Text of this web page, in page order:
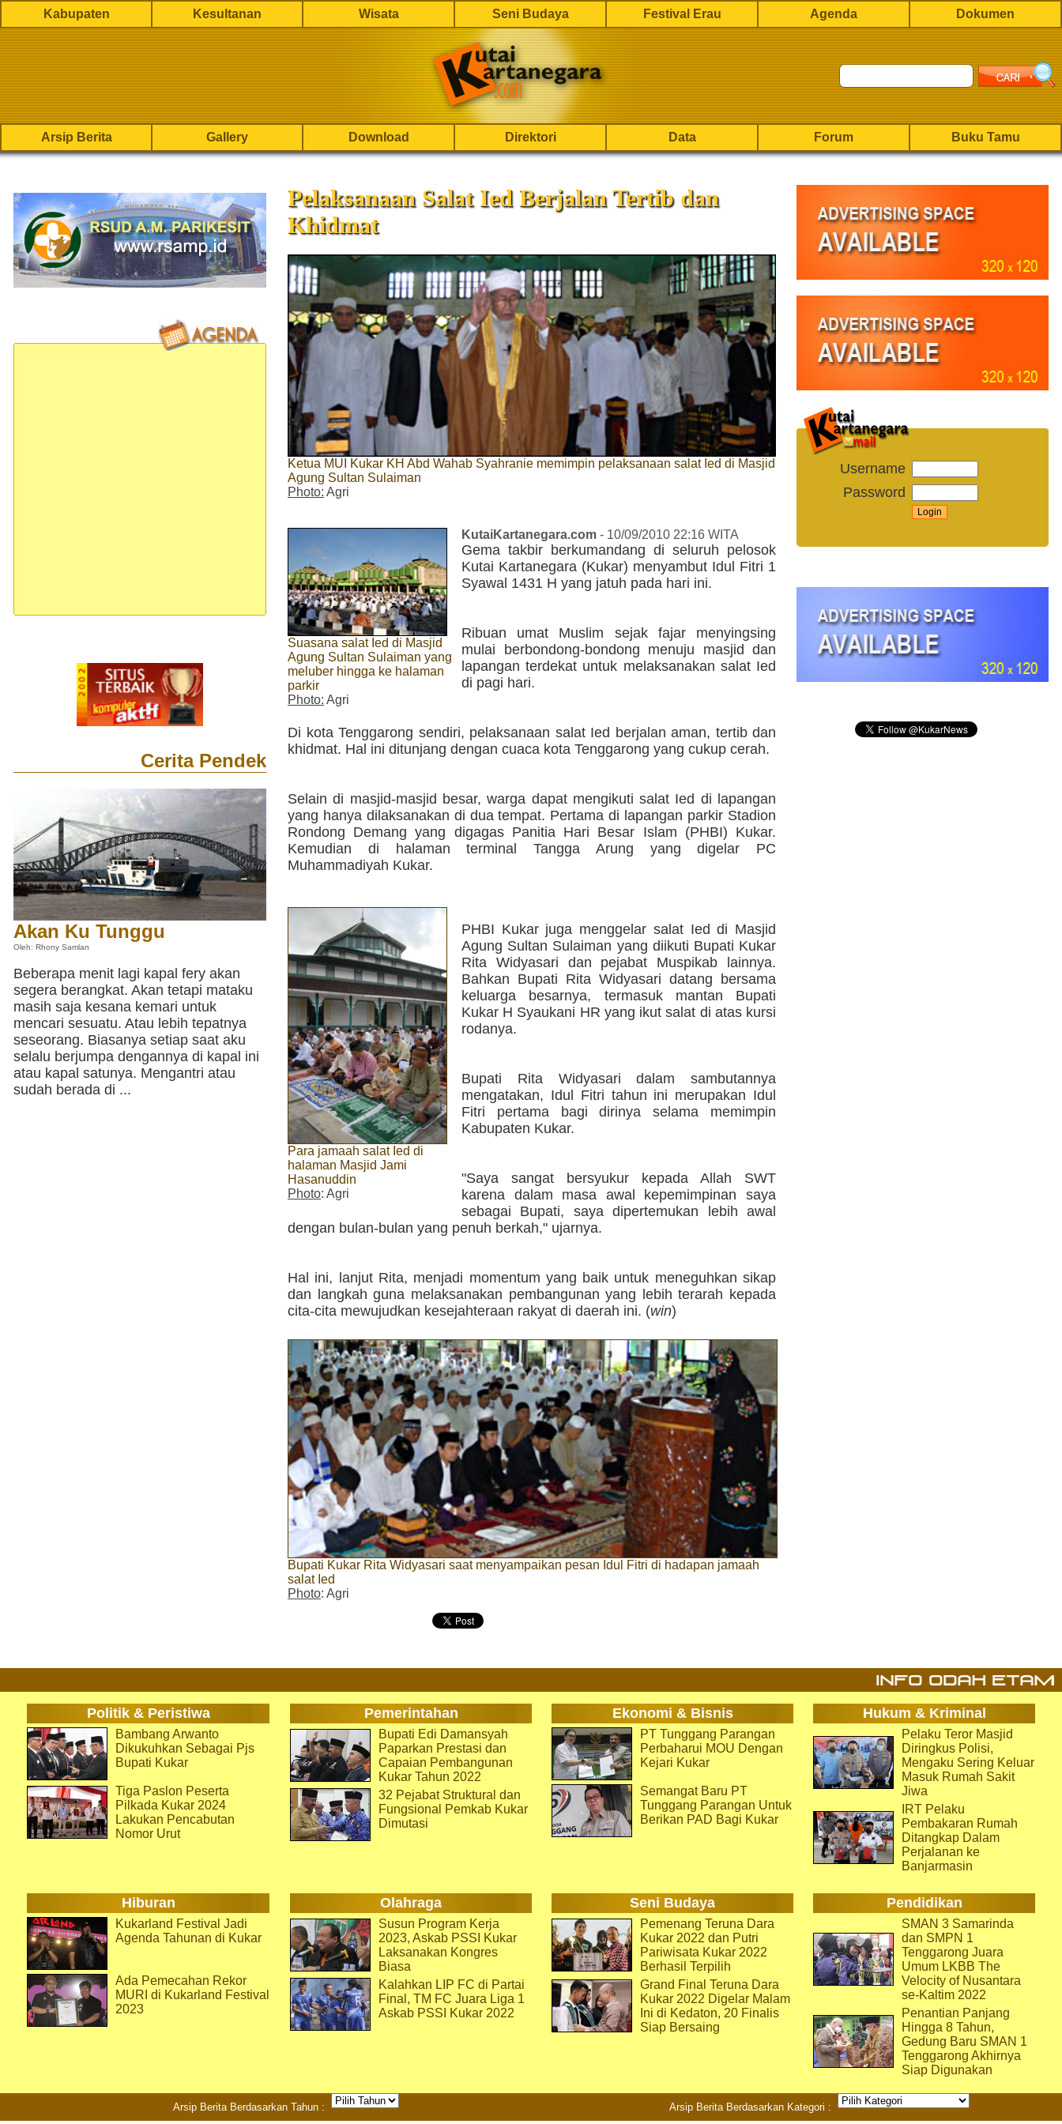
Kabupaten Kesultanan Wisata Seni Budaya Festival Erau Agenda Dokumen
Arsip Berita Gallery Download Direktori Data Forum Buku Tamu
Cerita Pendek
Akan Ku Tunggu
Oleh: Rhony Samlan
Beberapa menit lagi kapal fery akan
segera berangkat. Akan tetapi mataku
masih saja kesana kemari untuk
mencari sesuatu. Atau lebih tepatnya
seseorang. Biasanya setiap saat aku
selalu berjumpa dengannya di kapal ini
atau kapal satunya. Mengantri atau
sudah berada di ...
Pelaksanaan Salat Ied Berjalan Tertib dan
Khidmat
Ketua MUI Kukar KH Abd Wahab Syahranie memimpin pelaksanaan salat Ied di Masjid
Agung Sultan Sulaiman
Photo: Agri
Suasana salat Ied di Masjid
Agung Sultan Sulaiman yang
meluber hingga ke halaman
parkir
Photo: Agri
KutaiKartanegara.com - 10/09/2010 22:16 WITA
Gema takbir berkumandang di seluruh pelosok
Kutai Kartanegara (Kukar) menyambut Idul Fitri 1
Syawal 1431 H yang jatuh pada hari ini.
Ribuan umat Muslim sejak fajar menyingsing
mulai berbondong-bondong menuju masjid dan
lapangan terdekat untuk melaksanakan salat Ied
di pagi hari.
Di kota Tenggarong sendiri, pelaksanaan salat Ied berjalan aman, tertib dan
khidmat. Hal ini ditunjang dengan cuaca kota Tenggarong yang cukup cerah.
Selain di masjid-masjid besar, warga dapat mengikuti salat Ied di lapangan
yang hanya dilaksanakan di dua tempat. Pertama di lapangan parkir Stadion
Rondong Demang yang digagas Panitia Hari Besar Islam (PHBI) Kukar.
Kemudian di halaman terminal Tangga Arung yang digelar PC
Muhammadiyah Kukar.
Para jamaah salat Ied di
halaman Masjid Jami
Hasanuddin
Photo: Agri
PHBI Kukar juga menggelar salat Ied di Masjid
Agung Sultan Sulaiman yang diikuti Bupati Kukar
Rita Widyasari dan pejabat Muspikab lainnya.
Bahkan Bupati Rita Widyasari datang bersama
keluarga besarnya, termasuk mantan Bupati
Kukar H Syaukani HR yang ikut salat di atas kursi
rodanya.
Bupati Rita Widyasari dalam sambutannya
mengatakan, Idul Fitri tahun ini merupakan Idul
Fitri pertama bagi dirinya selama memimpin
Kabupaten Kukar.
"Saya sangat bersyukur kepada Allah SWT
karena dalam masa awal kepemimpinan saya
sebagai Bupati, saya dipertemukan lebih awal
dengan bulan-bulan yang penuh berkah," ujarnya.
Hal ini, lanjut Rita, menjadi momentum yang baik untuk meneguhkan sikap
dan langkah guna melaksanakan pembangunan yang lebih terarah kepada
cita-cita mewujudkan kesejahteraan rakyat di daerah ini. (win)
Bupati Kukar Rita Widyasari saat menyampaikan pesan Idul Fitri di hadapan jamaah
salat Ied
Photo: Agri
Username
Password
Politik & Peristiwa Pemerintahan Ekonomi & Bisnis Hukum & Kriminal
Bambang Arwanto
Dikukuhkan Sebagai Pjs
Bupati Kukar
Tiga Paslon Peserta
Pilkada Kukar 2024
Lakukan Pencabutan
Nomor Urut
Bupati Edi Damansyah
Paparkan Prestasi dan
Capaian Pembangunan
Kukar Tahun 2022
32 Pejabat Struktural dan
Fungsional Pemkab Kukar
Dimutasi
PT Tunggang Parangan
Perbaharui MOU Dengan
Kejari Kukar
Semangat Baru PT
Tunggang Parangan Untuk
Berikan PAD Bagi Kukar
Pelaku Teror Masjid
Diringkus Polisi,
Mengaku Sering Keluar
Masuk Rumah Sakit
Jiwa
IRT Pelaku
Pembakaran Rumah
Ditangkap Dalam
Perjalanan ke
Banjarmasin
Hiburan Olahraga Seni Budaya Pendidikan
Kukarland Festival Jadi
Agenda Tahunan di Kukar
Ada Pemecahan Rekor
MURI di Kukarland Festival
2023
Susun Program Kerja
2023, Askab PSSI Kukar
Laksanakan Kongres
Biasa
Kalahkan LIP FC di Partai
Final, TM FC Juara Liga 1
Askab PSSI Kukar 2022
Pemenang Teruna Dara
Kukar 2022 dan Putri
Pariwisata Kukar 2022
Berhasil Terpilih
Grand Final Teruna Dara
Kukar 2022 Digelar Malam
Ini di Kedaton, 20 Finalis
Siap Bersaing
SMAN 3 Samarinda
dan SMPN 1
Tenggarong Juara
Umum LKBB The
Velocity of Nusantara
se-Kaltim 2022
Penantian Panjang
Hingga 8 Tahun,
Gedung Baru SMAN 1
Tenggarong Akhirnya
Siap Digunakan
Arsip Berita Berdasarkan Tahun : Arsip Berita Berdasarkan Kategori :